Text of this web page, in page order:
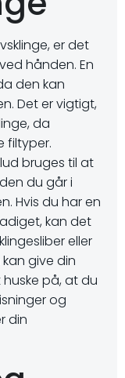
er det
hånden. En
den kan
Det er vigtigt,
da
filtyper.
bruges til at
du går i
Hvis du har en
kan det
eller
give din
på, at du
og
din